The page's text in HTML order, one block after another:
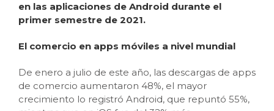
en las aplicaciones de Android durante el
primer semestre de 2021.
El comercio en apps móviles a nivel mundial
De enero a julio de este año, las descargas de apps
de comercio aumentaron 48%, el mayor
crecimiento lo registró Android, que repuntó 55%,